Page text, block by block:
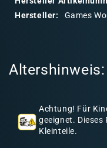
n
Hersteller:
Games
Altershinweis:
Achtung! Für
geeignet.
Kleinteile.